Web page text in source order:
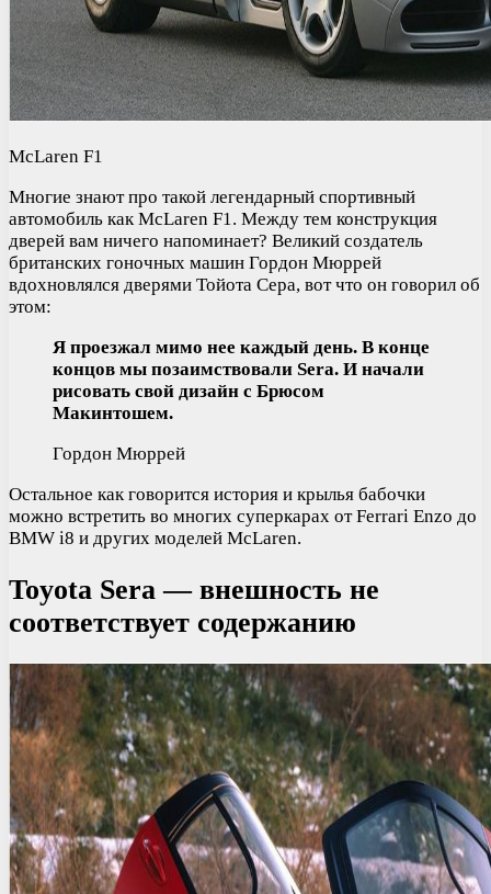
McLaren F1
Многие знают про такой легендарный спортивный
автомобиль как McLaren F1. Между тем конструкция
дверей вам ничего напоминает? Великий создатель
британских гоночных машин Гордон Мюррей
вдохновлялся дверями Тойота Сера, вот что он говорил об
этом:
Я проезжал мимо нее каждый день. В конце
концов мы позаимствовали Sera. И начали
рисовать свой дизайн с Брюсом
Макинтошем.
Гордон Мюррей
Остальное как говорится история и крылья бабочки
можно встретить во многих суперкарах от Ferrari Enzo до
BMW i8 и других моделей McLaren.
Toyota Sera — внешность не
соответствует содержанию